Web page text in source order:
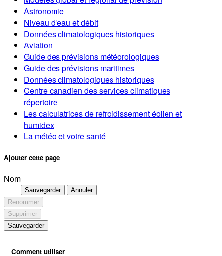
Astronomie
Niveau d'eau et débit
Données climatologiques historiques
Aviation
Guide des prévisions météorologiques
Guide des prévisions maritimes
Données climatologiques historiques
Centre canadien des services climatiques
répertoire
Les calculatrices de refroidissement éolien et
humidex
La météo et votre santé
Ajouter cette page
Nom
Sauvegarder
Annuler
Renommer
Supprimer
Sauvegarder
Comment utiliser